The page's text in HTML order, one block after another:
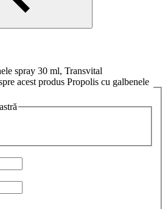
spray 30 ml, Transvital
acest produs Propolis cu galbenele